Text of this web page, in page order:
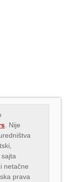
. Nije
netačne
prava